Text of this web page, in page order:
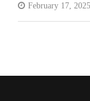
February 17, 2025